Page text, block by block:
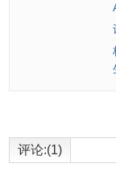
评论:(1)